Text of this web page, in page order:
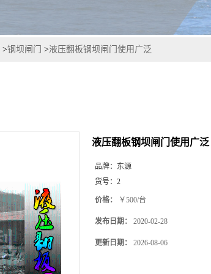
>钢坝闸门 >液压翻板钢坝闸门使用广泛
液压翻板钢坝闸门使用广泛
品牌： 东源
货号： 2
价格： ￥500/台
发布日期： 2020-02-28
更新日期： 2026-08-06